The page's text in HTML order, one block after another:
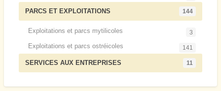
PARCS ET EXPLOITATIONS 144
Exploitations et parcs mytilicoles 3
Exploitations et parcs ostréicoles 141
SERVICES AUX ENTREPRISES 11